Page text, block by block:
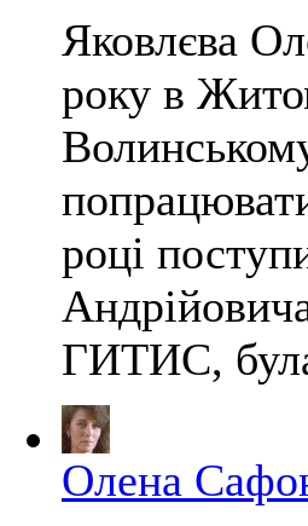
Яковлєва
року в
році
ГИТИС,
Олена